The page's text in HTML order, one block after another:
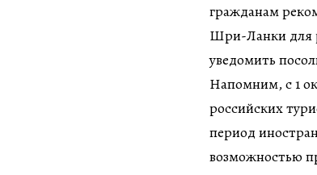
гражданам
Шри-Ланки для
уведомить
Напомним, с 1
российских
период
возможностью